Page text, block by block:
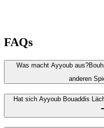
FAQs
Was macht Ayyoub
anderen
Hat sich Ayyoub Bouaddis